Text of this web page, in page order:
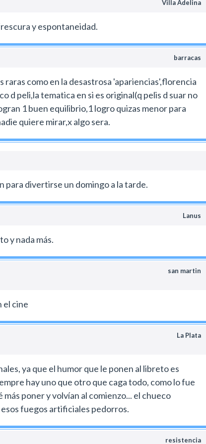
Villa Adelina
y espontaneidad.
barracas
raras como en la desastrosa 'apariencias',florencia
d peli,la tematica en si es original(q pelis d suar no
1 buen equilibrio,1 logro quizas menor para
quiere mirar,x algo sera.
para divertirse un domingo a la tarde.
Lanus
y nada más.
san martin
el cine
La Plata
ya que el humor que le ponen al libreto es
hay uno que otro que caga todo, como lo fue
poner y volvían al comienzo... el chueco
fuegos artificiales pedorros.
resistencia